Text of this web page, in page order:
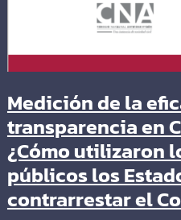
Medición de la
transparencia en
¿Cómo utilizaron
públicos los
contrarrestar el